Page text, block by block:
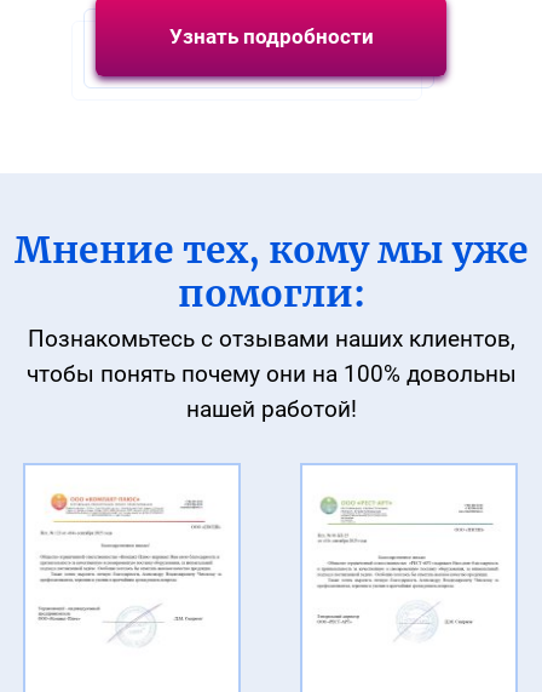
Узнать подробности
Мнение тех, кому мы уже
помогли:
Познакомьтесь с отзывами наших клиентов,
чтобы понятьпочему они на 100% довольны
нашей работой!